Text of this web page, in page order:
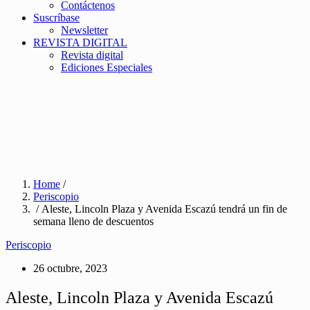
Contáctenos
Suscríbase
Newsletter
REVISTA DIGITAL
Revista digital
Ediciones Especiales
Home /
Periscopio
/ Aleste, Lincoln Plaza y Avenida Escazú tendrá un fin de
semana lleno de descuentos
Periscopio
26 octubre, 2023
Aleste, Lincoln Plaza y Avenida Escazú